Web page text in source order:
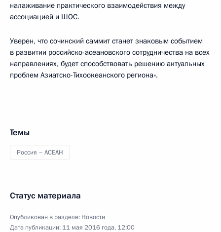
налаживание практического взаимодействия между
ассоциацией и ШОС.
Уверен, что сочинский саммит станет знаковым событием
в развитии российско-асеановского сотрудничества на всех
направлениях, будет способствовать решению актуальных
проблем Азиатско-Тихоокеанского региона».
Темы
Россия – АСЕАН
Статус материала
Опубликован в разделе: Новости
Дата публикации: 11 мая 2016 года, 12:00